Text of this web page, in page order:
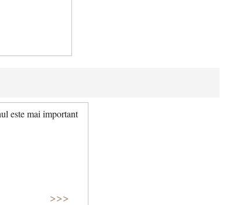
este mai important
>>>